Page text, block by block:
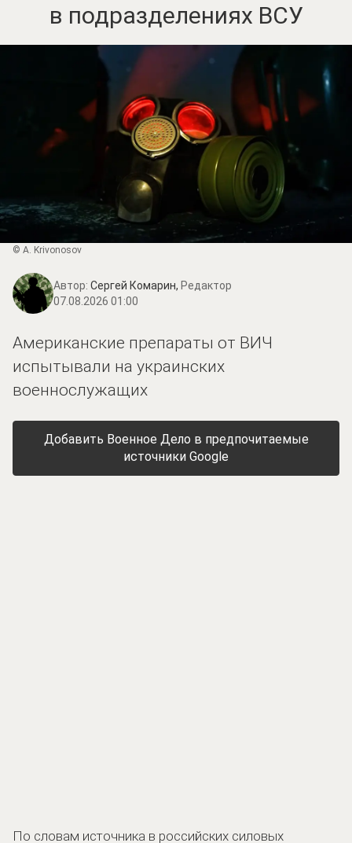
в подразделениях ВСУ
© A. Krivonosov
Автор: Сергей Комарин, Редактор
07.08.2026 01:00
Американские препараты от ВИЧ
испытывали на украинских
военнослужащих
Добавить Военное Дело в предпочитаемые
источники Google
По словам источника в российских силовых